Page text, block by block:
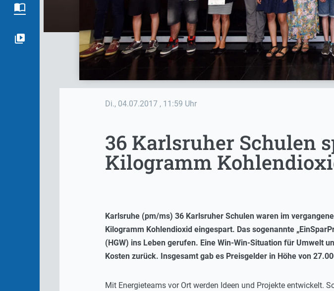
Di., 04.07.2017 , 11:59 Uhr
36 Karlsruher Schulen
Kilogramm
Karlsruhe (pm/ms) 36 Karlsruher Schulen waren im
Kilogramm Kohlendioxid eingespart. Das sogenannte
(HGW) ins Leben gerufen. Eine Win-Win-Situation für Umwelt
Kosten zurück. Insgesamt gab es Preisgelder in Höhe von
Mit Energieteams vor Ort werden Ideen und Projekte entwickelt.